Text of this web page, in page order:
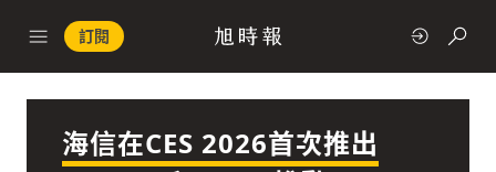
訂閱
政治
海信在CES 2026首次推出